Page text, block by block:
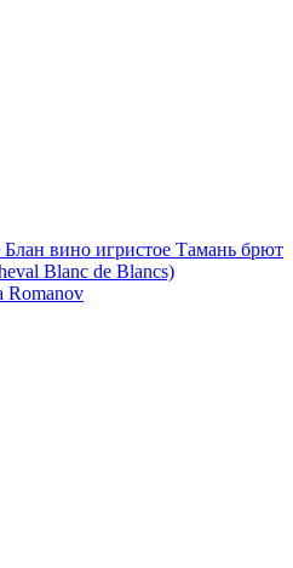
вино игристое Тамань брют
Blanc de Blancs)
Romanov